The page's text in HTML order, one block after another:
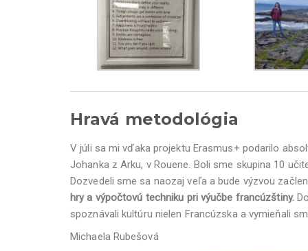
Hravá metodológia
V júli sa mi vďaka projektu Erasmus+ podarilo
Johanka z Arku, v Rouene. Boli sme skupina 10
Dozvedeli sme sa naozaj veľa a bude výzvou
hry a výpočtovú techniku pri výučbe francúzštiny.
spoznávali kultúru nielen Francúzska a vymieňali
Michaela Rubešová